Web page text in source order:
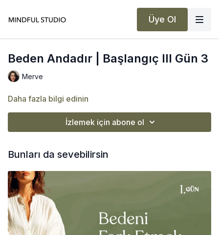
Üye Ol
Beden Andadır | Başlangıç III Gün 3
Merve
Daha fazla bilgi edinin
İzlemek için abone ol
Bunları da sevebilirsin